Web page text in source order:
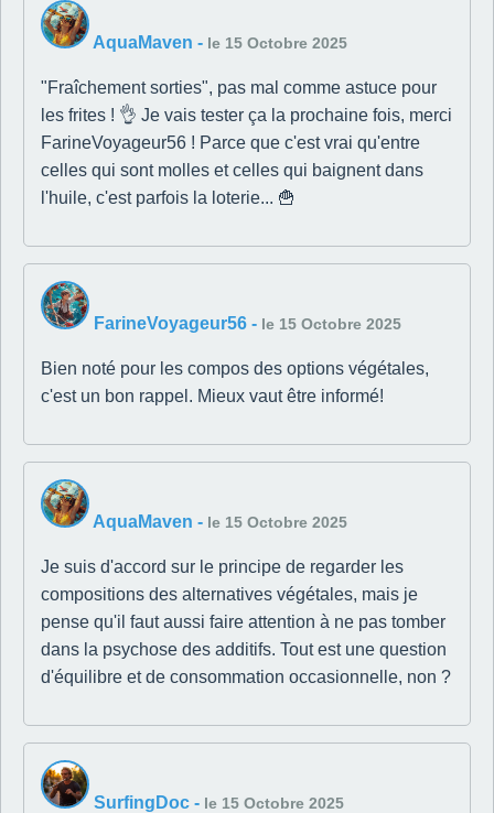
AquaMaven - le 15 Octobre 2025
"Fraîchement sorties", pas mal comme astuce pour
les frites ! 👌 Je vais tester ça la prochaine fois, merci
FarineVoyageur56 ! Parce que c'est vrai qu'entre
celles qui sont molles et celles qui baignent dans
l'huile, c'est parfois la loterie... 🍟
FarineVoyageur56 - le 15 Octobre 2025
Bien noté pour les compos des options végétales,
c'est un bon rappel. Mieux vaut être informé!
AquaMaven - le 15 Octobre 2025
Je suis d'accord sur le principe de regarder les
compositions des alternatives végétales, mais je
pense qu'il faut aussi faire attention à ne pas tomber
dans la psychose des additifs. Tout est une question
d'équilibre et de consommation occasionnelle, non ?
SurfingDoc - le 15 Octobre 2025